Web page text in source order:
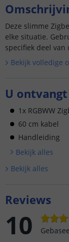
Deze slimme
elke situatie.
specifiek deel
Bekijk volledige
U
1x RGBWW
60 cm kabel
Handleiding
Bekijk alles
Bekijk alles
Reviews
10